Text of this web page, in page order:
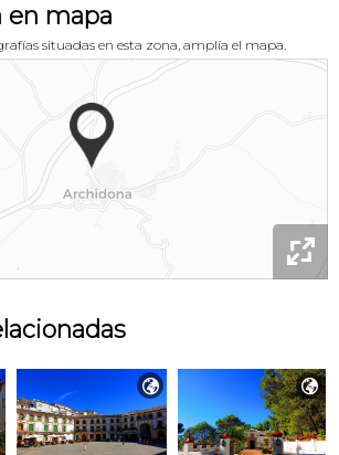
en mapa
situadas en esta zona, amplía el mapa.

 